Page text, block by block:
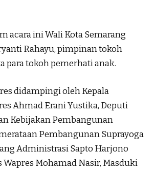
acara ini Wali Kota Semarang
Rahayu, pimpinan tokoh
para tokoh pemerhati anak.
didampingi oleh Kepala
Ahmad Erani Yustika, Deputi
Kebijakan Pembangunan
Pembangunan Suprayoga
Administrasi Sapto Harjono
Wapres Mohamad Nasir, Masduki